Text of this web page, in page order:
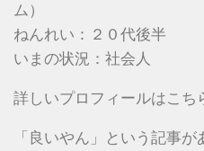
ム）
ねんれい：２０代後半
いまの状況：社会人
詳しいプロフィールはこ
「良いやん」という記事